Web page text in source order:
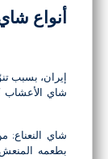
أنواع
إيران، بسبب
شاي الأعشاب
بطعمه